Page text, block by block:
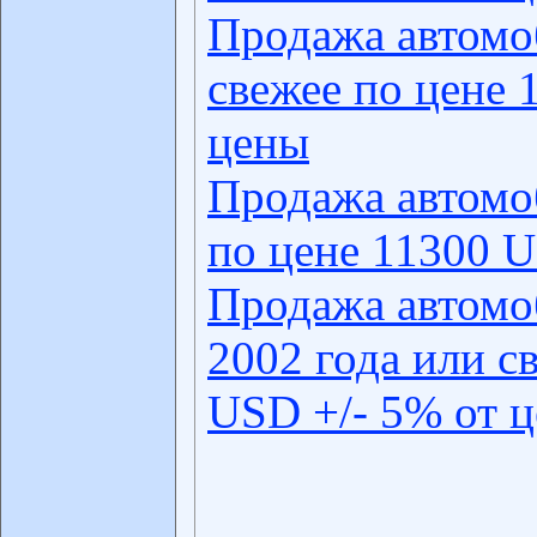
Продажа
свежее по цене
цены
Продажа
по цене 11300
Продажа
2002 года или
USD +/- 5% от